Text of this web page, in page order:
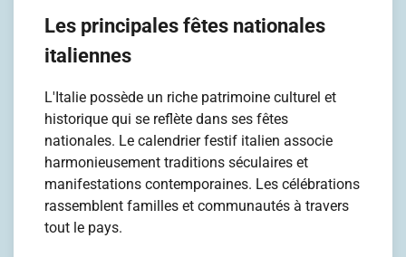
Les principales fêtes nationales
italiennes
L'Italie possède un riche patrimoine culturel et
historique qui se reflète dans ses fêtes
nationales. Le calendrier festif italien associe
harmonieusement traditions séculaires et
manifestations contemporaines. Les célébrations
rassemblent familles et communautés à travers
tout le pays.